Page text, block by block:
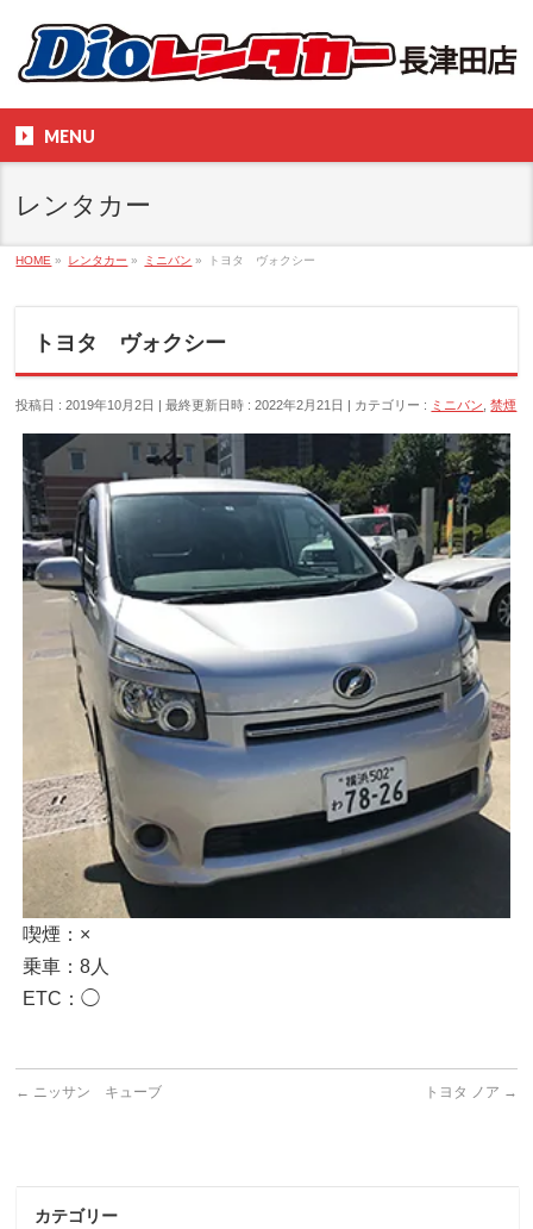
MENU
レンタカー
HOME » レンタカー » ミニバン » トヨタ ヴォクシー
トヨタ ヴォクシー
投稿日 : 2019年10月2日 最終更新日時 : 2022年2月21日 カテゴリー : ミニバン ,禁煙
喫煙：×
乗車：8人
ETC：◯
← ニッサン キューブ トヨタ ノア →
カテゴリー